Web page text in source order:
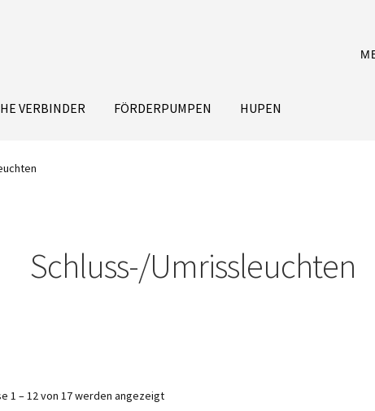
VERBINDER FÖRDERPUMPEN HUPEN
Schluss-/Umrissleuchten
1 – 12 von 17 werden angezeigt